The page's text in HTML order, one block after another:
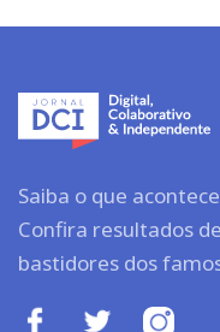
Saiba o que
Confira resultados
bastidores dos